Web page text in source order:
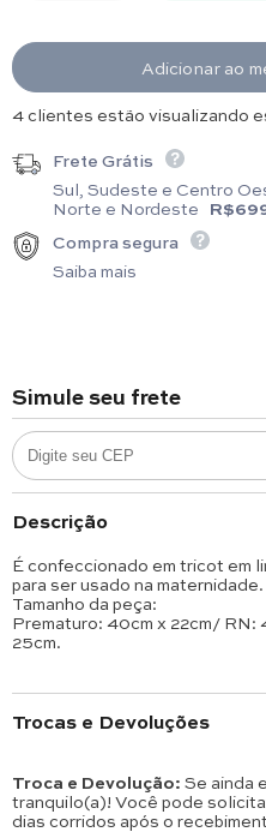
Adicionar ao
4 clientes estão visualizando
Frete Grátis
Sul, Sudeste e Centro
Norte e Nordeste
Compra segura
Saiba mais
Simule seu frete
Descrição
É confeccionado em tricot em
para ser usado na maternidade.
Tamanho da peça:
Prematuro: 40cm x 22cm/
25cm.
Trocas e Devoluções
Troca e Devolução: Se ainda
tranquilo(a)! Você pode
dias corridos após o